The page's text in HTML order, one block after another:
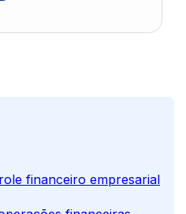
financeiro empresarial